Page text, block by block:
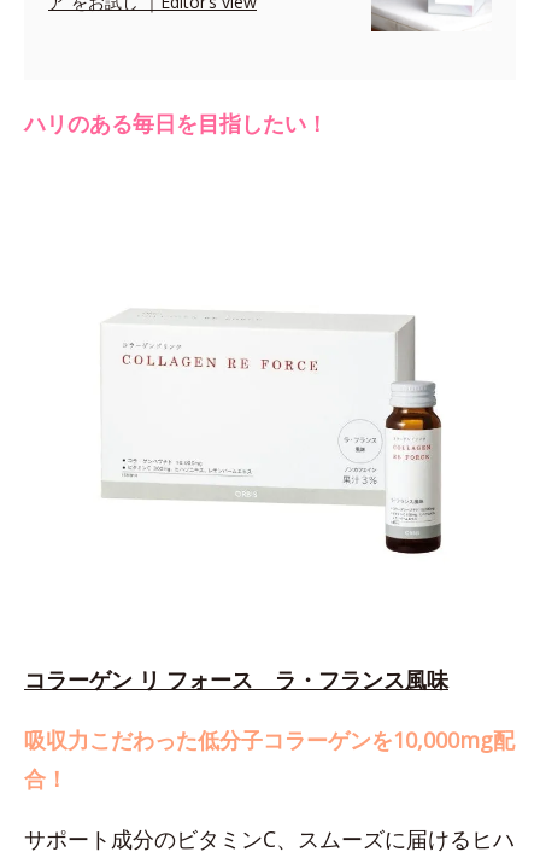
ハリのある毎日を目指したい！
コラーゲン リ フォース ラ・フランス風味
吸収力こだわった低分子コラーゲンを10,000mg配
合！
サポート成分のビタミンC、スムーズに届けるヒハ